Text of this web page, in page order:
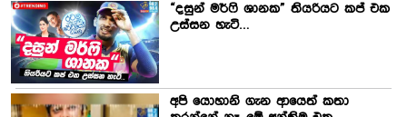
“දසුන් මර්ෆි ශානක” තියරියට කප් එක
උස්සන හැටි…
අපි යොහානි ගැන ආයෙත් කතා